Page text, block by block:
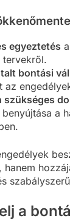
egyeztetés
tervekről.
bontási
az
szükséges
a
hanem
a